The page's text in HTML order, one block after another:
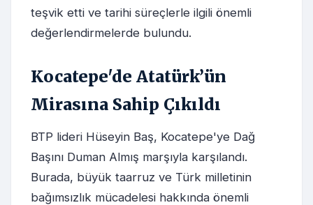
teşvik etti ve tarihi süreçlerle ilgili önemli
değerlendirmelerde bulundu.
Kocatepe'de Atatürk’ün
Mirasına Sahip Çıkıldı
BTP lideri Hüseyin Baş, Kocatepe'ye Dağ
Başını Duman Almış marşıyla karşılandı.
Burada, büyük taarruz ve Türk milletinin
bağımsızlık mücadelesi hakkında önemli